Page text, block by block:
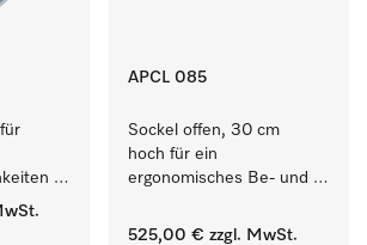
APCL 085
Sockel offen, 30 cm
hoch für ein
ergonomisches Be- und
Waschmaschine und
525,00 € zzgl. MwSt.